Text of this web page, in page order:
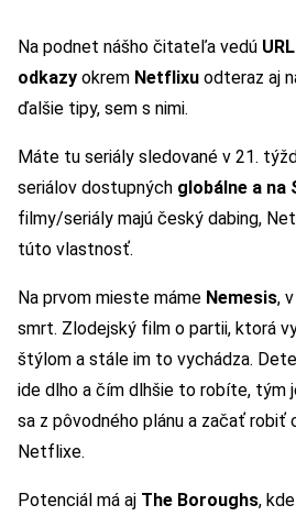
Na podnet nášho čitateľa vedú URL
odkazy okrem Netflixu odteraz aj
ďalšie tipy, sem s nimi.
Máte tu seriály sledované v 21.
seriálov dostupných globálne a na
filmy/seriály majú český dabing,
túto vlastnosť.
Na prvom mieste máme Nemesis,
smrt. Zlodejský film o partii, ktorá
štýlom a stále im to vychádza.
ide dlho a čím dlhšie to robíte, tým
sa z pôvodného plánu a začať robiť
Netflixe.
Potenciál má aj The Boroughs,